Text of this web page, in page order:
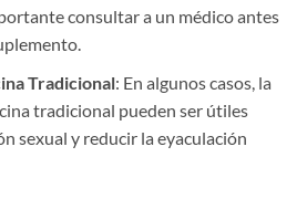
consultar a un médico antes
Tradicional: En algunos casos, la
tradicional pueden ser útiles
sexual y reducir la eyaculación